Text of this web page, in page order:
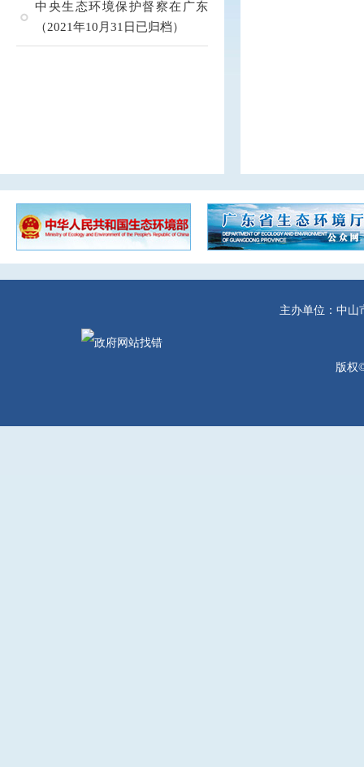
中央生态环境保护督察在广东
（2021年10月31日已归档）
主办单位：中山
版权